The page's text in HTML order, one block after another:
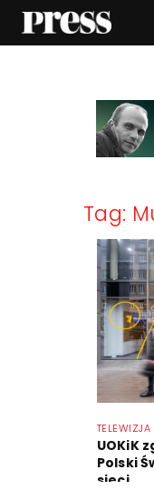
Tag:
TELEWIZJA
UOKiK
Polski
sieci...